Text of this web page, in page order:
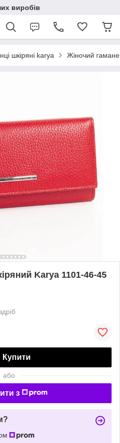
виробів
шкіряні karya Жіночий
Karya 1101-46-45
Купити
або
з